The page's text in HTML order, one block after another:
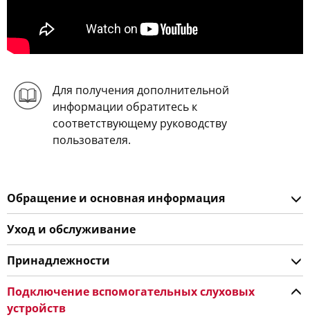
Для получения дополнительной
информации обратитесь к
соответствующему руководству
пользователя.
Обращение и основная информация
Уход и обслуживание
Принадлежности
Подключение вспомогательных слуховых
устройств